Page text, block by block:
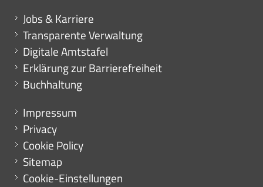
Mini menu di servizio
Jobs & Karriere
Transparente Verwaltung
Digitale Amtstafel
Erklärung zur Barrierefreiheit
Buchhaltung
Menu footer
Impressum
Privacy
Cookie Policy
Sitemap
Cookie-Einstellungen